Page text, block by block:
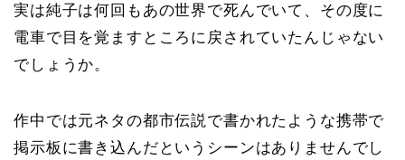
実は純子は何回もあの世界で死んでいて、その度に
電車で目を覚ますところに戻されていたんじゃない
でしょうか。
作中では元ネタの都市伝説で書かれたような携帯で
掲示板に書き込んだというシーンはありませんでし